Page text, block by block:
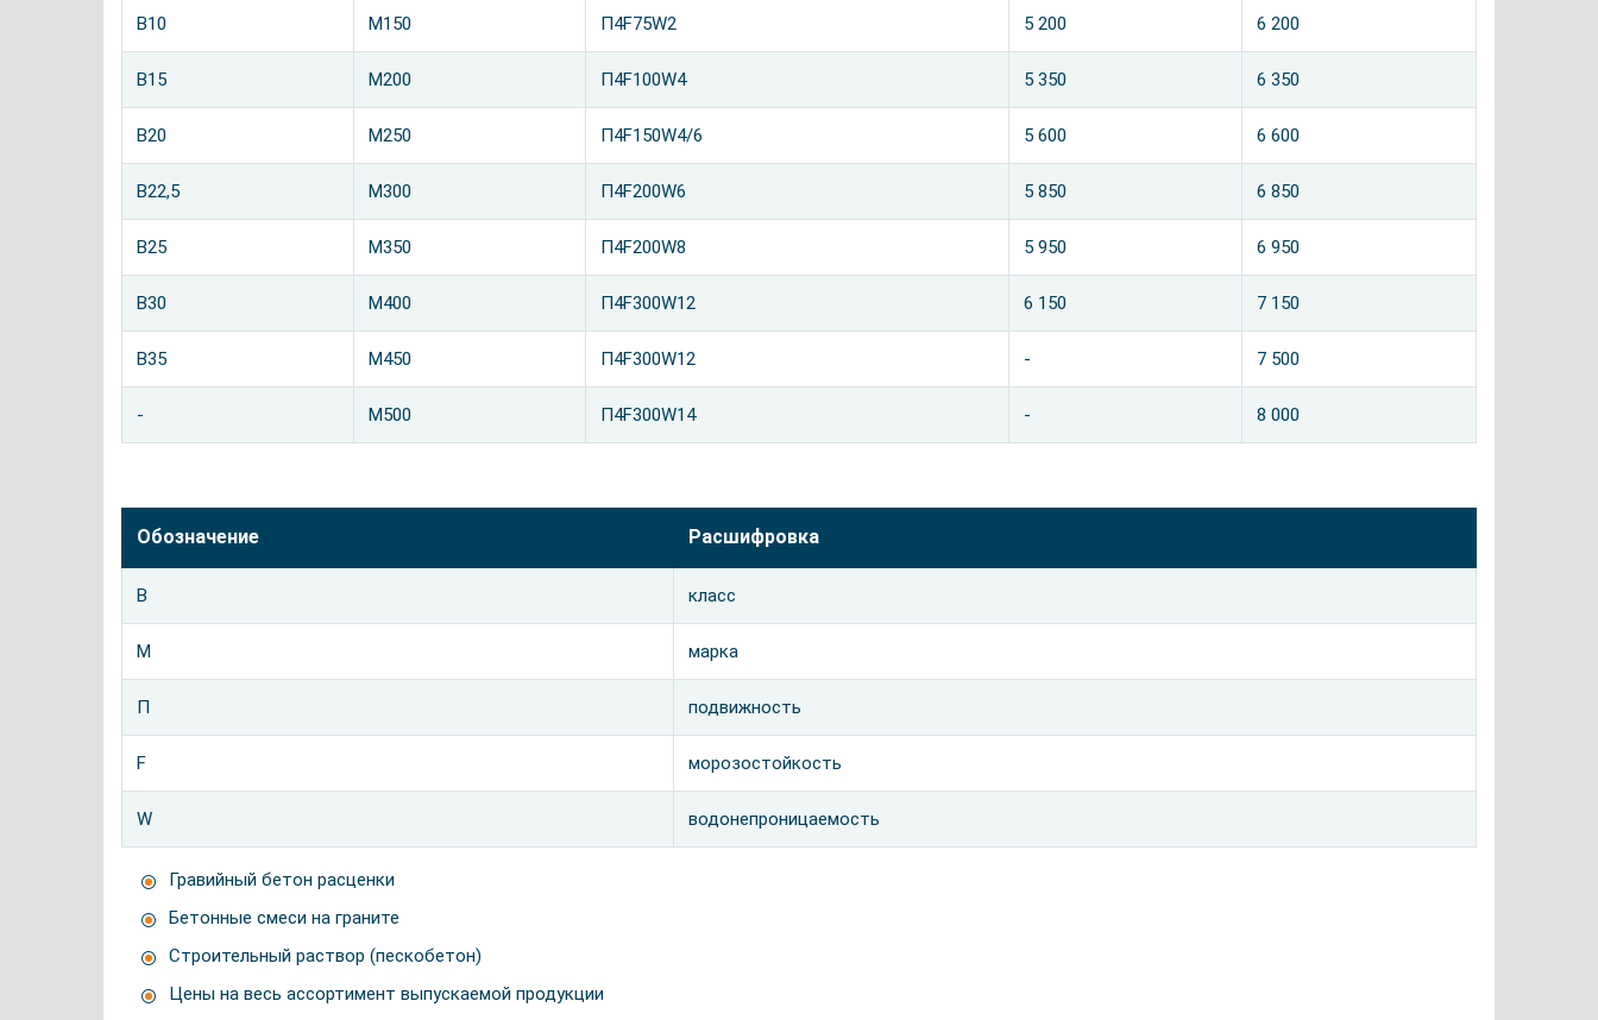
B10 М150 П4F75W2 5 200 6 200
B15 М200 П4F100W4 5 350 6 350
B20 М250 П4F150W4/6 5 600 6 600
В22,5 М300 П4F200W6 5 850 6 850
В25 М350 П4F200W8 5 950 6 950
В30 М400 П4F300W12 6 150 7 150
В35 М450 П4F300W12 - 7 500
- М500 П4F300W14 - 8 000
Обозначение Расшифровка
В класс
М марка
П подвижность
F морозостойкость
W водонепроницаемость
Гравийный бетон расценки
Бетонные смеси на граните
Строительный раствор (пескобетон)
Цены на весь ассортимент выпускаемой продукции